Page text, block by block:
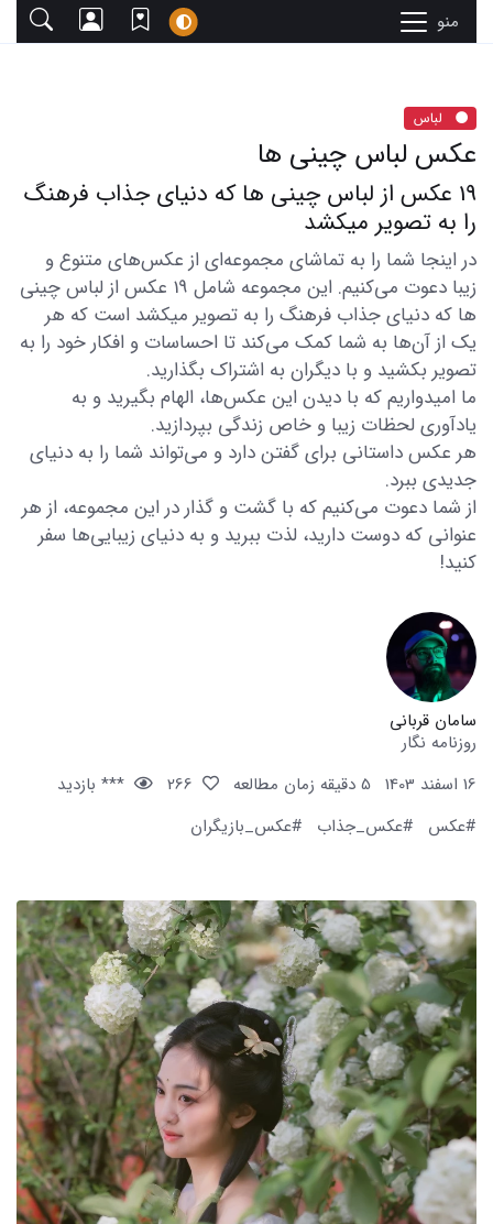
منو
لباس
عکس لباس چینی ها
19 عکس از لباس چینی ها که دنیای جذاب فرهنگ
را به تصویر میکشد
در اینجا شما را به تماشای مجموعه‌ای از عکس‌های متنوع و
زیبا دعوت می‌کنیم. این مجموعه شامل 19 عکس از لباس چینی
ها که دنیای جذاب فرهنگ را به تصویر میکشد است که هر
یک از آن‌ها به شما کمک می‌کند تا احساسات و افکار خود را به
تصویر بکشید و با دیگران به اشتراک بگذارید.
ما امیدواریم که با دیدن این عکس‌ها، الهام بگیرید و به
یادآوری لحظات زیبا و خاص زندگی بپردازید.
هر عکس داستانی برای گفتن دارد و می‌تواند شما را به دنیای
جدیدی ببرد.
از شما دعوت می‌کنیم که با گشت و گذار در این مجموعه، از هر
عنوانی که دوست دارید، لذت ببرید و به دنیای زیبایی‌ها سفر
کنید!
سامان قربانی
روزنامه نگار
16 اسفند 1403
5 دقیقه زمان مطالعه
*** بازدید
#عکس
#عکس_جذاب #عکس_بازیگران